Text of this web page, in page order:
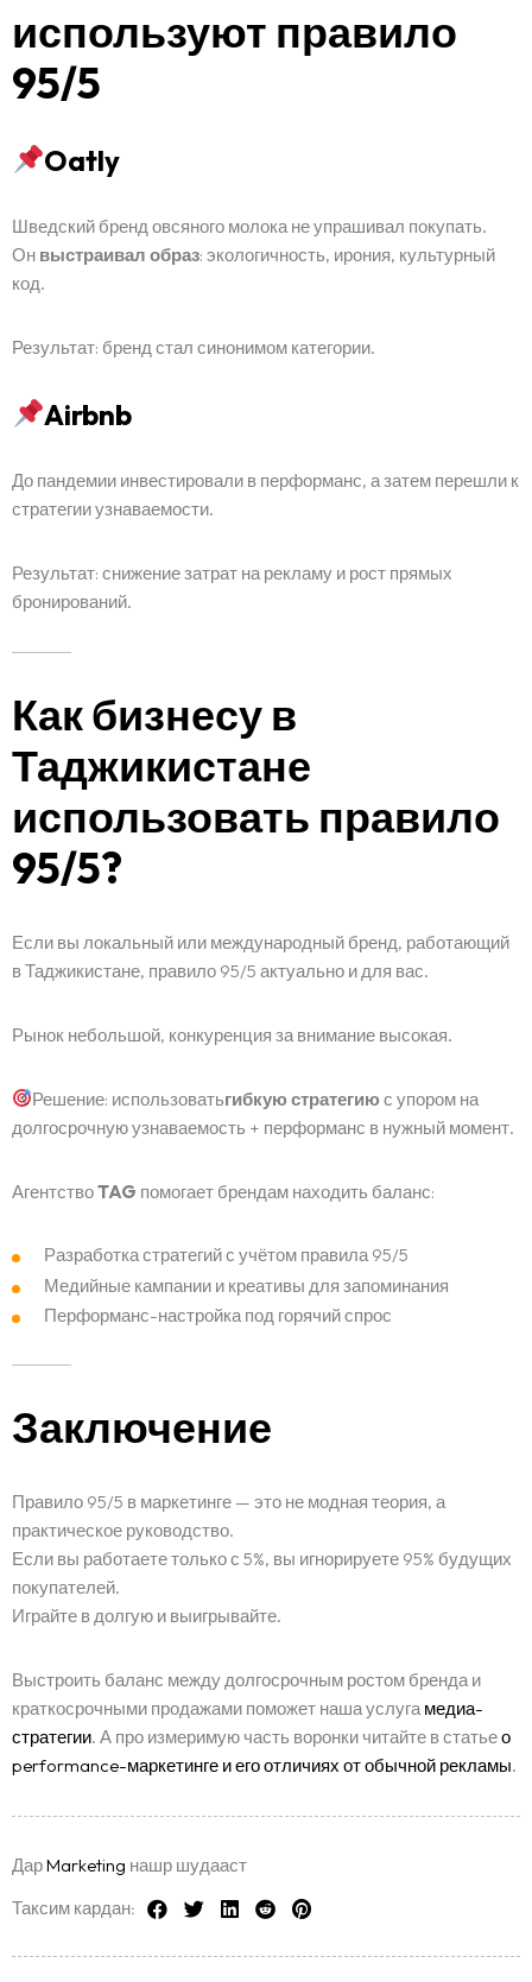
Саҳифаи асосӣ
Хизматрасониҳо
Саволҳои зиёд такрормешуда
используют правило
95/5
Oatly
Шведский бренд овсяного молока не упрашивал покупать.
Он выстраивал образ: экологичность, ирония, культурный
код.
Результат: бренд стал синонимом категории.
Airbnb
До пандемии инвестировали в перформанс, а затем перешли к
стратегии узнаваемости.
Результат: снижение затрат на рекламу и рост прямых
бронирований.
Как бизнесу в
Таджикистане
использовать правило
95/5?
Если вы локальный или международный бренд, работающий
в Таджикистане, правило 95/5 актуально и для вас.
Рынок небольшой, конкуренция за внимание высокая.
Решение: использоватьгибкую стратегию с упором на
долгосрочную узнаваемость + перформанс в нужный момент.
АгентствоTAG помогает брендам находить баланс:
Разработка стратегий с учётом правила 95/5
Медийные кампании и креативы для запоминания
Перформанс-настройка под горячий спрос
Заключение
Правило 95/5 в маркетинге — это не модная теория, а
практическое руководство.
Если вы работаете только с 5%, вы игнорируете 95% будущих
покупателей.
Играйте в долгую и выигрывайте.
Выстроить баланс между долгосрочным ростом бренда и
краткосрочными продажами поможет наша услугамедиа-
стратегии. А про измеримую часть воронки читайте в статьео
performance-маркетинге и его отличиях от обычной рекламы.
ДарMarketing нашр шудааст
Таксим кардан: